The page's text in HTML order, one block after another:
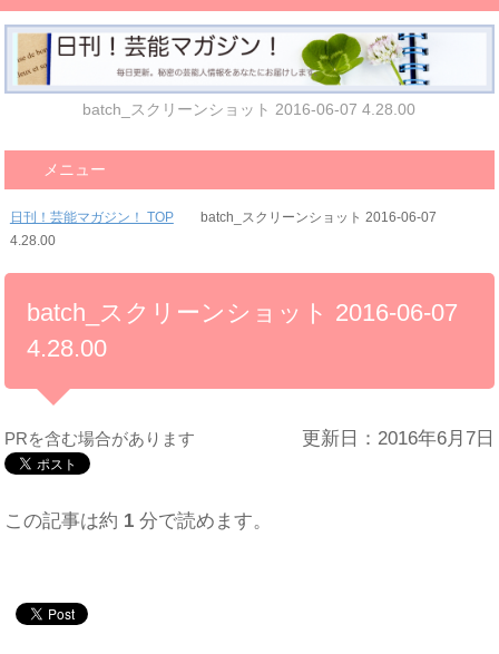
batch_スクリーンショット 2016-06-07 4.28.00
メニュー
日刊！芸能マガジン！ TOP
batch_スクリーンショット 2016-06-07
4.28.00
batch_スクリーンショット 2016-06-07
4.28.00
PRを含む場合があります 更新日：2016年6月7日
この記事は約 1 分で読めます。